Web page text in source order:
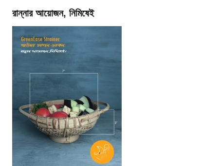
রান্নার আয়োজন, নিমিষেই